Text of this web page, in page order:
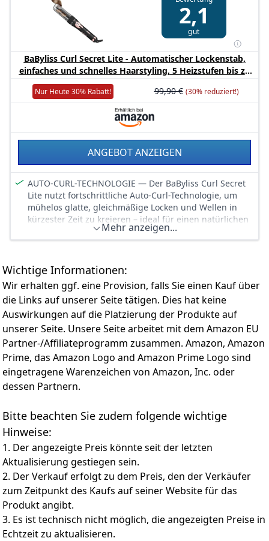
2,1
gut
BaByliss Curl Secret Lite - Automatischer Lockenstab,
einfaches und schnelles Haarstyling, 5 Heizstufen bis zu
210°C – Schwarz & Roségold, C1031E
Nur Heute 30% Rabatt! 99,90 € (30% reduziert!)
ANGEBOT ANZEIGEN
AUTO-CURL-TECHNOLOGIE — Der BaByliss Curl Secret
Lite nutzt fortschrittliche Auto-Curl-Technologie, um
mühelos glatte, gleichmäßige Locken und Wellen in
kürzester Zeit zu kreieren – ideal für einen natürlichen
Styling, um enge Locken oder lockere Wellen zu
kreieren.
19MM KERAMIKBESCHICHTETE KAMMER — Die 19mm
keramisch beschichtete Kammer sorgt für glatte,
glänzende Locken und schützt das Haar vor
Hitzeschäden, für langanhaltende, gesund aussehende
Ergebnisse.
EINFACHES & SICHERES STYLING — Mit 3 Steuerungen
für die Lockenrichtung (links, rechts oder abwechselnd)
für ein natürliches Finish. Mit einem Hitzeschutzschild
REISEFREUNDLICH & PRAKTISCH — Mit einem 1,8 m
langen Drehkabel, Universalspannung für den
weltweiten Einsatz und einer Hitzeschutzmatte ist
dieser leichte Lockenstab für sicheres und einfaches
Styling zu Hause oder unterwegs konzipiert.
HAARPFLEGE‑TIPPS — Für feines, blondiertes oder
coloriertes Haar empfiehlt sich eine niedrigere
Temperatur zum Schutz vor Hitze. Dickes oder
strukturiertes Haar verträgt mehr Wärme. Vor dem
Styling immer Hitzeschutz verwenden.
Mehr anzeigen...
Wichtige Informationen:
Wir erhalten ggf. eine Provision, falls Sie einen Kauf über
die Links auf unserer Seite tätigen. Dies hat keine
Auswirkungen auf die Platzierung der Produkte auf
unserer Seite. Unsere Seite arbeitet mit dem Amazon EU
Partner-/Affiliateprogramm zusammen. Amazon, Amazon
Prime, das Amazon Logo and Amazon Prime Logo sind
eingetragene Warenzeichen von Amazon, Inc. oder
dessen Partnern.
Bitte beachten Sie zudem folgende wichtige
Hinweise:
1. Der angezeigte Preis könnte seit der letzten
Aktualisierung gestiegen sein.
2. Der Verkauf erfolgt zu dem Preis, den der Verkäufer
zum Zeitpunkt des Kaufs auf seiner Website für das
Produkt angibt.
3. Es ist technisch nicht möglich, die angezeigten Preise in
Echtzeit zu aktualisieren.